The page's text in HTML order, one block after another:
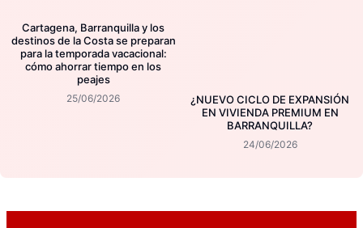
Cartagena, Barranquilla y los
destinos de la Costa se preparan
para la temporada vacacional:
cómo ahorrar tiempo en los
peajes
25/06/2026
¿NUEVO CICLO DE EXPANSIÓN
EN VIVIENDA PREMIUM EN
BARRANQUILLA?
24/06/2026